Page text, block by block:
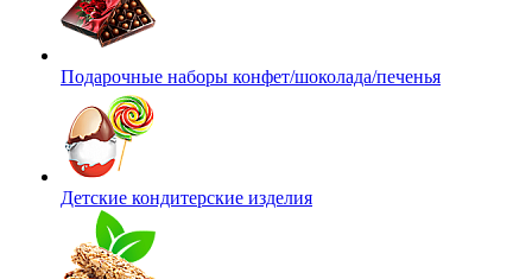
Подарочные наборы конфет/шоколада/печенья
Детские кондитерские изделия